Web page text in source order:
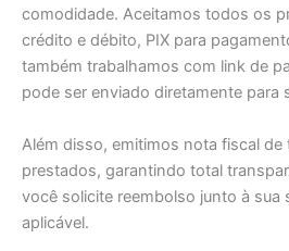
comodidade. Aceitamos todos os
crédito e débito, PIX para
também trabalhamos com link de
pode ser enviado diretamente para
Além disso, emitimos nota fiscal
prestados, garantindo total
você solicite reembolso junto à sua
aplicável.